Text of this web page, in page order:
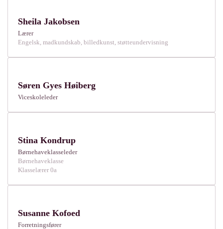
Sheila Jakobsen
Lærer
Engelsk, madkundskab, billedkunst, støtteundervisning
Søren Gyes Høiberg
Viceskoleleder
Stina Kondrup
Børnehaveklasseleder
Børnehaveklasse
Klasselærer 0a
Susanne Kofoed
Forretningsfører